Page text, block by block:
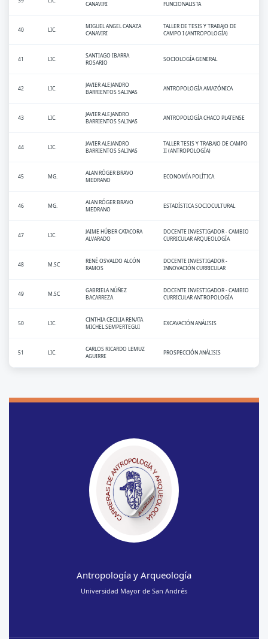
CANAVIRI FUNCIONALISTA
40 LIC.
MIGUEL ANGEL CANAZA
CANAVIRI
TALLER DE TESIS Y TRABAJO DE
CAMPO I (ANTROPOLOGÍA)
41 LIC.
SANTIAGO IBARRA
ROSARIO
SOCIOLOGÍA GENERAL
42 LIC.
JAVIER ALEJANDRO
BARRIENTOS SALINAS
ANTROPOLOGÍA AMAZÓNICA
43 LIC.
JAVIER ALEJANDRO
BARRIENTOS SALINAS
ANTROPOLOGÍA CHACO PLATENSE
44 LIC.
JAVIER ALEJANDRO
BARRIENTOS SALINAS
TALLER TESIS Y TRABAJO DE CAMPO
II (ANTROPOLOGÍA)
45 MG.
ALAN RÓGER BRAVO
MEDRANO
ECONOMÍA POLÍTICA
46 MG.
ALAN RÓGER BRAVO
MEDRANO
ESTADÍSTICA SOCIOCULTURAL
47 LIC.
JAIME HÚBER CATACORA
ALVARADO
DOCENTE INVESTIGADOR - CAMBIO
CURRICULAR ARQUEOLOGÍA
48 M.SC
RENÉ OSVALDO ALCÓN
RAMOS
DOCENTE INVESTIGADOR -
INNOVACIÓN CURRICULAR
49 M.SC
GABRIELA NÚÑEZ
BACARREZA
DOCENTE INVESTIGADOR - CAMBIO
CURRICULAR ANTROPOLOGÍA
50 LIC.
CINTHIA CECILIA RENATA
MICHEL SEMPERTEGUI
EXCAVACIÓN ANÁLISIS
51 LIC.
CARLOS RICARDO LEMUZ
AGUIRRE
PROSPECCIÓN ANÁLISIS
Antropología y Arqueología
Universidad Mayor de San Andrés